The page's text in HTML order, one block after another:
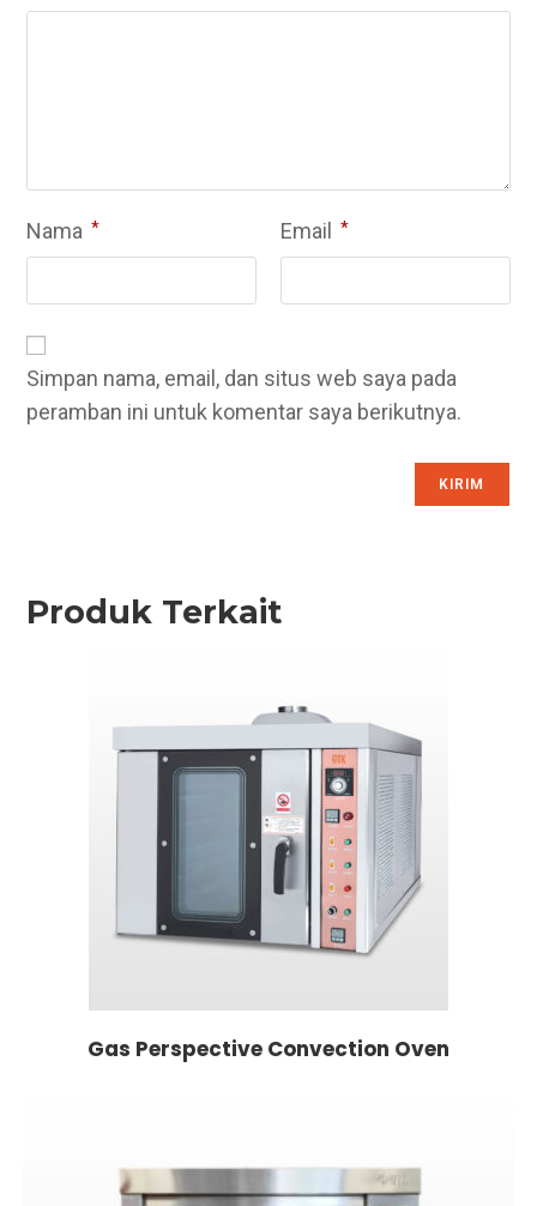
Nama * Email *
Simpan nama, email, dan situs web saya pada
peramban ini untuk komentar saya berikutnya.
Produk Terkait
Gas Perspective Convection Oven